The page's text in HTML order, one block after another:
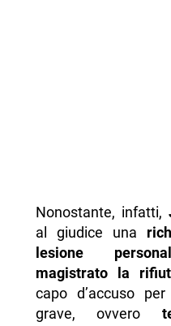
Nonostante, infatti,
al giudice una
lesione
magistrato la
capo d’accuso
grave, ovvero